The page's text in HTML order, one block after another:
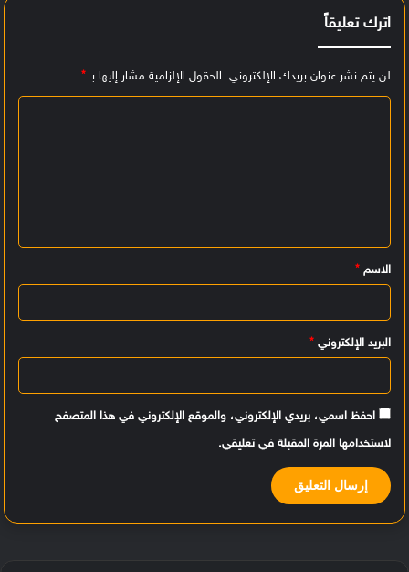
اترك تعليقاً
لن يتم نشر عنوان بريدك الإلكتروني. الحقول الإلزامية مشار إليها بـ*
ي
ق
الاسم *
البريد الإلكتروني *
احفظ اسمي، بريدي الإلكتروني، والموقع الإلكتروني في هذا المتصفح
لاستخدامها المرة المقبلة في تعليقي.